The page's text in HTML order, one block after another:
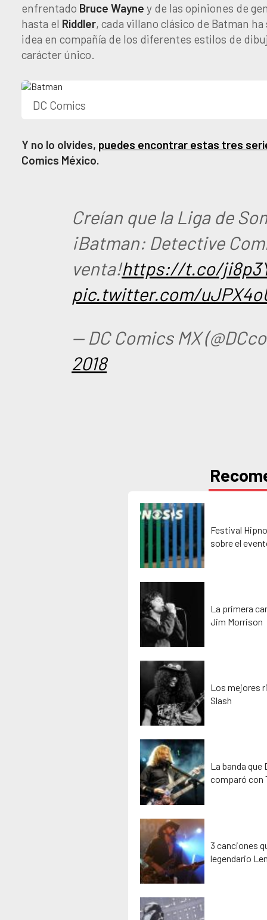
enfrentado Bruce Wayne y de las opiniones de
hasta el Riddler, cada villano clásico de Batman
idea en compañía de los diferentes estilos de
carácter único.
DC Comics
Y no lo olvides, puedes encontrar estas tres
Comics México.
Creían que la Liga de
¡Batman: Detective
venta!https://t.co/
pic.twitter.com/
— DC Comics MX
2018
Festival
sobre el
La primera
Jim Morrison
Los mejores
Slash
La banda que
comparó con
3 canciones
legendario